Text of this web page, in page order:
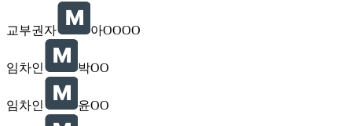
교부권자 아OOOO
임차인 박OO
임차인 윤OO